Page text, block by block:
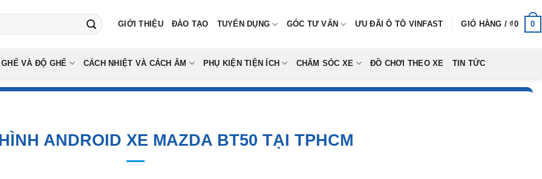
GIỚI THIỆU ĐÀO TẠO TUYỂN DỤNG GÓC TƯ VẤN ƯU ĐÃI Ô TÔ VINFAST GIỎ HÀNG /₫0 0
VÀ ĐỘ GHẾ CÁCH NHIỆT VÀ CÁCH ÂM PHỤ KIỆN TIỆN ÍCH CHĂM SÓC XE ĐỒ CHƠI THEO XE TIN TỨC
ANDROID XE MAZDA BT50 TẠI TPHCM